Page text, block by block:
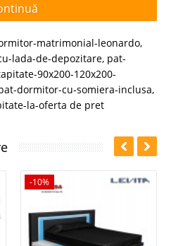
matrimonial-leonardo,
lada-de-depozitare, pat-
90x200-120x200-
dormitor-cu-somiera-inclusa,
la-oferta de pret
-10%